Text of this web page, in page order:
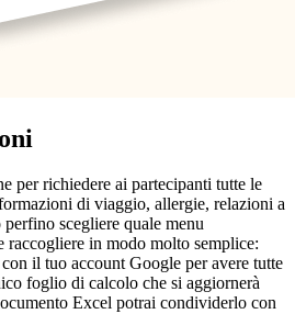
per richiedere ai partecipanti tutte le
di viaggio, allergie, relazioni a
scegliere quale menu
raccogliere in modo molto semplice:
il tuo account Google per avere tutte
foglio di calcolo che si aggiornerà
Excel potrai condividerlo con